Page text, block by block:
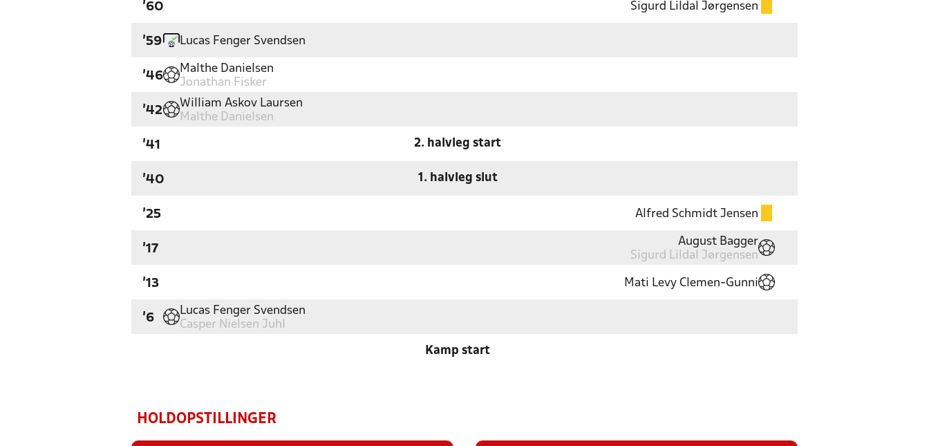
'60 Sigurd Lildal Jørgensen
'59 Lucas Fenger Svendsen
'46
Malthe Danielsen
Jonathan Fisker
'42
William Askov Laursen
Malthe Danielsen
'41 2. halvleg start
'40 1. halvleg slut
'25 Alfred Schmidt Jensen
'17
August Bagger
Sigurd Lildal Jørgensen
'13 Mati Levy Clemen-Gunni
'6
Lucas Fenger Svendsen
Casper Nielsen Juhl
Kamp start
HOLDOPSTILLINGER